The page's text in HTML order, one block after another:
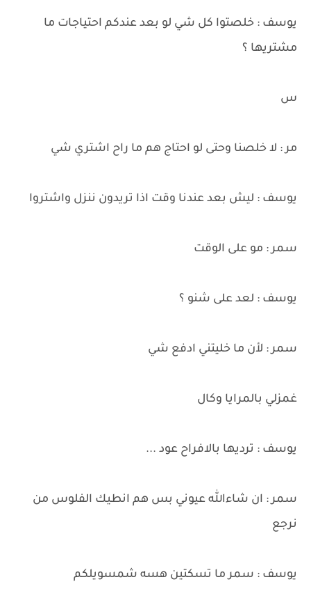
يوسف : خلصتوا كل شي لو بعد عندكم احتياجات ما
مشتريها ؟
س
مر : لا خلصنا وحتى لو احتاج هم ما راح اشتري شي
يوسف : ليش بعد عندنا وقت اذا تريدون ننزل واشتروا
سمر : مو على الوقت
يوسف : لعد على شنو ؟
سمر : ﻷن ما خليتني ادفع شي
غمزلي بالمرايا وكال
يوسف : ترديها بالافراح عود ...
سمر : ان شاءالله عيوني بس هم انطيك الفلوس من
نرجع
يوسف : سمر ما تسكتين هسه شمسويلكم